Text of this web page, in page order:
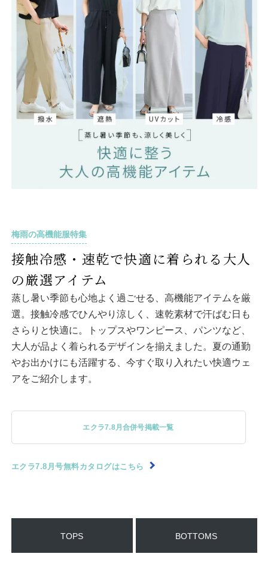
梅雨の高機能服特集
接触冷感・速乾で快適に着られる大人
の厳選アイテム
蒸し暑い季節も心地よく過ごせる、高機能アイテムを厳
選。接触冷感でひんやり涼しく、速乾素材で汗ばむ日も
さらりと快適に。トップスやワンピース、パンツなど、
大人が品よく着られるデザインを揃えました。夏の通勤
やお出かけにも活躍する、今すぐ取り入れたい快適ウェ
アをご紹介します。
エクラ7.8月合併号掲載一覧
エクラ7.8月号無料カタログはこちら
TOPS BOTTOMS